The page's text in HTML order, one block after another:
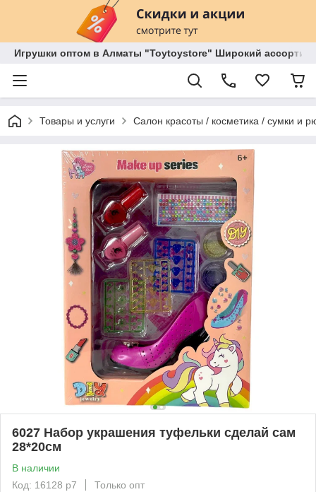
Игрушки оптом в Алматы "Toytoystore" Широкий
Товары и услуги Салон красоты / косметика / сумки и
6027 Набор украшения туфельки сделай сам
28*20см
В наличии
Код: 16128 р7
Только опт